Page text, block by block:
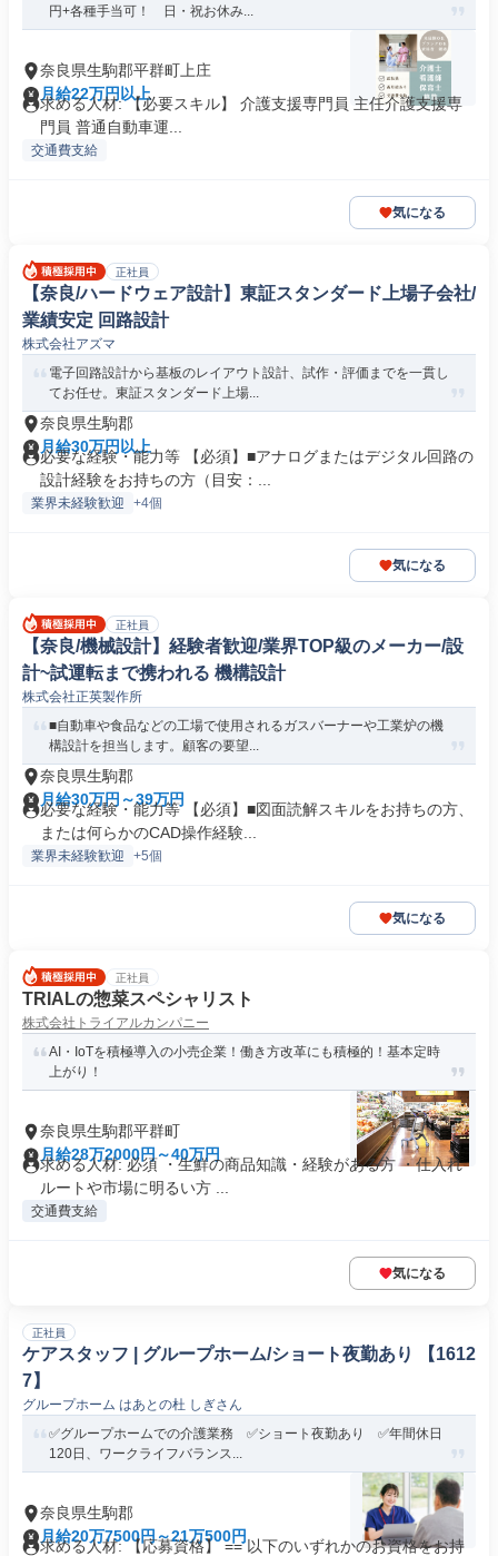
円+各種手当可！ 日・祝お休み...
奈良県生駒郡平群町上庄
月給22万円以上
求める人材: 【必要スキル】 介護支援専門員 主任介護支援専
門員 普通自動車運...
交通費支給
気になる
正社員
【奈良/ハードウェア設計】東証スタンダード上場子会社/
業績安定 回路設計
株式会社アズマ
電子回路設計から基板のレイアウト設計、試作・評価までを一貫し
てお任せ。東証スタンダード上場...
奈良県生駒郡
月給30万円以上
必要な経験・能力等 【必須】■アナログまたはデジタル回路の
設計経験をお持ちの方（目安：...
業界未経験歓迎 +4個
気になる
正社員
【奈良/機械設計】経験者歓迎/業界TOP級のメーカー/設
計~試運転まで携われる 機構設計
株式会社正英製作所
■自動車や食品などの工場で使用されるガスバーナーや工業炉の機
構設計を担当します。顧客の要望...
奈良県生駒郡
月給30万円～39万円
必要な経験・能力等 【必須】■図面読解スキルをお持ちの方、
または何らかのCAD操作経験...
業界未経験歓迎 +5個
気になる
正社員
TRIALの惣菜スペシャリスト
株式会社トライアルカンパニー
AI・IoTを積極導入の小売企業！働き方改革にも積極的！基本定時
上がり！
奈良県生駒郡平群町
月給28万2000円～40万円
求める人材: 必須 ・生鮮の商品知識・経験がある方 ・仕入れ
ルートや市場に明るい方 ...
交通費支給
気になる
正社員
ケアスタッフ | グループホーム/ショート夜勤あり 【1612
7】
グループホーム はあとの杜 しぎさん
✅グループホームでの介護業務 ✅ショート夜勤あり ✅年間休日
120日、ワークライフバランス...
奈良県生駒郡
月給20万7500円～21万500円
求める人材: 【応募資格】 == 以下のいずれかのお資格をお持